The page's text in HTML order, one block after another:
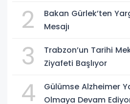
2
Bakan Gürlek’ten
Mesajı
3
Trabzon’un Tarihi
Ziyafeti Başlıyor
4
Gülümse Alzheimer
Olmaya Devam